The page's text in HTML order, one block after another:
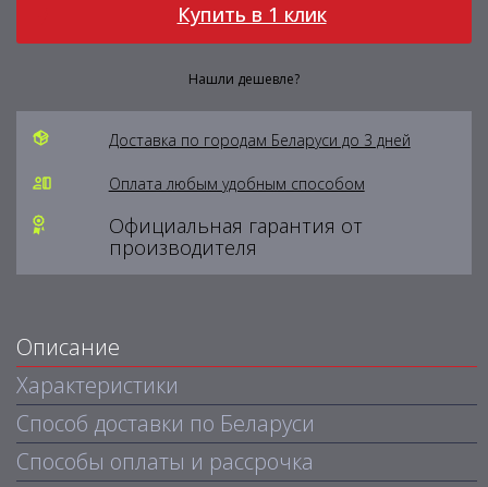
Купить в 1 клик
Нашли дешевле?
Доставка по городам Беларуси до 3 дней
Оплата любым удобным способом
Официальная гарантия от
производителя
Описание
Характеристики
Способ доставки по Беларуси
Способы оплаты и рассрочка